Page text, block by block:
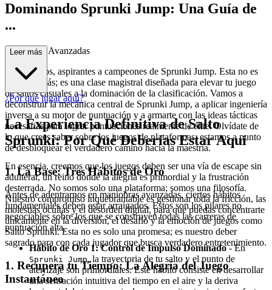
Dominando Sprunki Jump: Una Guía de
...
Estrategias Avanzadas
Bienvenidos, aspirantes a campeones de Sprunki Jump. Esta no es
una guía más; es una clase magistral diseñada para elevar tu juego
de saltos casuales a la dominación de la clasificación. Vamos a
deconstruir la mecánica central de Sprunki Jump, a aplicar ingeniería
inversa a su motor de puntuación y a armarte con las ideas tácticas
necesarias para lograr puntuaciones realmente de élite. Olvídate de
lo que crees saber sobre los juegos de plataformas; estamos a punto
de desbloquear el verdadero camino hacia la maestría.
1. La Base: Tres Hábitos de Oro
Antes de adentrarnos en maniobras avanzadas, ciertos hábitos
fundamentales deben estar arraigados. Estos son los pilares no
negociables sobre los que se construyen todas las carreras de
puntuación alta.
Hábito de Oro 1: Control de Impulso Dominado- En
Sprunki Jump, la trayectoria de tu salto y el punto de
aterrizaje son primordiales. Este hábito consiste en desarrollar
una sensación intuitiva del tiempo en el aire y la deriva
Leer más
¿Por qué jugar aquí?
La Experiencia Definitiva de Salto
Sprunki: Por Qué Deberías Estar Aquí
En esencia, creemos que los juegos deben ser una vía de escape sin
adulterar, un reino donde la alegría es primordial y la frustración
desterrada. No somos solo una plataforma; somos una filosofía.
Nuestro compromiso inquebrantable es gestionar toda la fricción, las
molestias ocultas y el desorden digital, para que puedas concentrarte
únicamente en la diversión, el desafío y la emoción de juegos como
Salto Sprunki. Esta no es solo una promesa; es nuestro deber
sagrado para con cada jugador que busca verdadero entretenimiento.
1. Recupera tu Tiempo: La Alegría del Juego
Instantáneo